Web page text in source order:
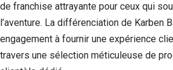
de franchise attrayante pour ceux qui
l’aventure. La différenciation de Karben
engagement à fournir une expérience
travers une sélection méticuleuse de